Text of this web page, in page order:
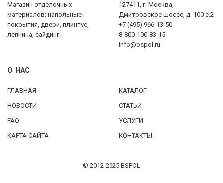
Магазин отделочных
материалов: напольные
покрытия, двери, плинтус,
лепнина, сайдинг.
127411, г. Москва,
Дмитровское шоссе, д. 100 с.2
+7 (495) 966-13-50
8-800-100-83-15
info@bspol.ru
О НАС
ГЛАВНАЯ
КАТАЛОГ
НОВОСТИ
СТАТЬИ
FAQ
УСЛУГИ
КАРТА САЙТА
КОНТАКТЫ
© 2012-2025 BSPOL